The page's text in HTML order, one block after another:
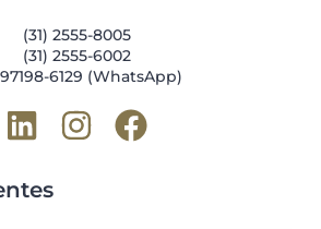
(31) 2555-8005
(31) 2555-6002
97198-6129 (WhatsApp)